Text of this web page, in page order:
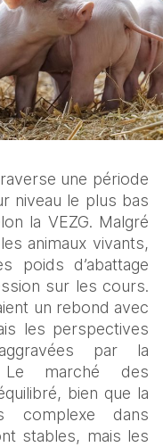
une période
niveau le plus bas
la VEZG. Malgré
animaux vivants,
poids d’abattage
sur les cours.
un rebond avec
les perspectives
par la
Le marché des
bien que la
complexe dans
stables, mais les